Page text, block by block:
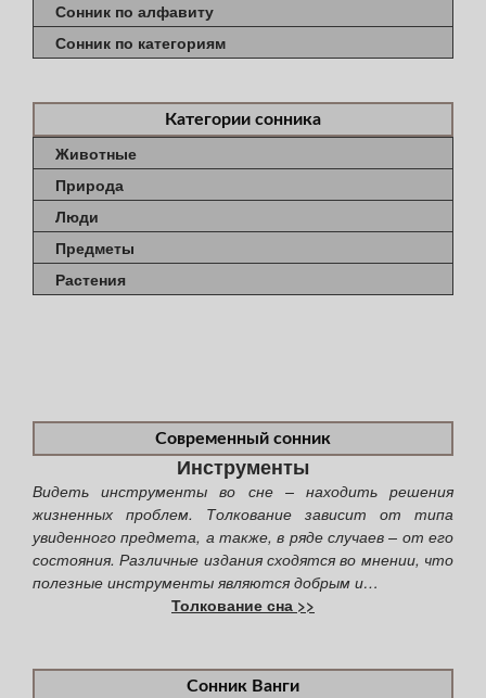
Сонник по алфавиту
Сонник по категориям
Категории сонника
Животные
Природа
Люди
Предметы
Растения
Современный сонник
Инструменты
Видеть инструменты во сне – находить решения
жизненных проблем. Толкование зависит от типа
увиденного предмета, а также, в ряде случаев – от его
состояния. Различные издания сходятся во мнении, что
полезные инструменты являются добрым и…
Толкование сна >>
Сонник Ванги